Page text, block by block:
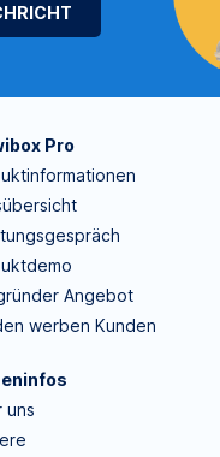
Pro
Angebot
werben Kunden
uns